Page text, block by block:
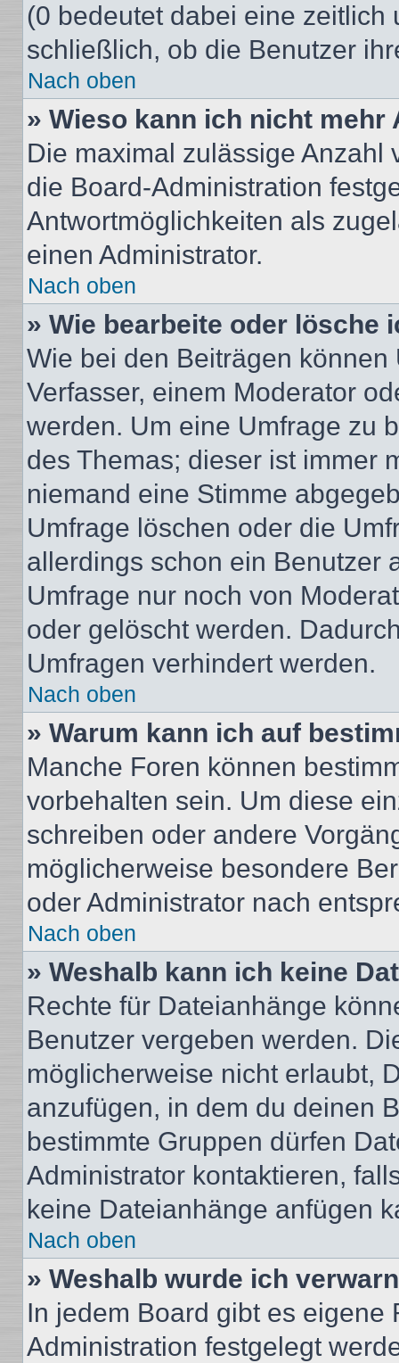
(0 bedeutet dabei eine
schließlich, ob die Benutzer
Nach oben
» Wieso kann ich nicht
Die maximal zulässige Anzahl
die Board-Administration
Antwortmöglichkeiten als
einen Administrator.
Nach oben
» Wie bearbeite oder lösche
Wie bei den Beiträgen
Verfasser, einem Moderator
werden. Um eine Umfrage zu
des Themas; dieser ist immer
niemand eine Stimme
Umfrage löschen oder die
allerdings schon ein Benutzer
Umfrage nur noch von
oder gelöscht werden.
Umfragen verhindert werden.
Nach oben
» Warum kann ich auf
Manche Foren können
vorbehalten sein. Um diese
schreiben oder andere
möglicherweise besondere
oder Administrator nach
Nach oben
» Weshalb kann ich keine
Rechte für Dateianhänge
Benutzer vergeben werden.
möglicherweise nicht erlaubt,
anzufügen, in dem du deinen
bestimmte Gruppen dürfen
Administrator kontaktieren,
keine Dateianhänge anfügen
Nach oben
» Weshalb wurde ich
In jedem Board gibt es
Administration festgelegt